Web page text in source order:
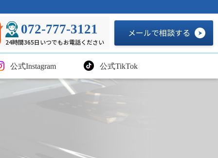
072-777-3121
24時間365日いつでもお電話ください
メールで相談する
公式Instagram 公式TikTok